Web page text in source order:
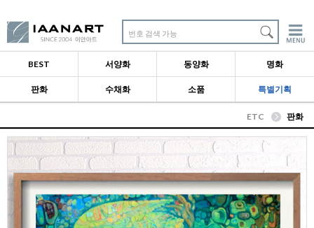
번호 검색 가능
BEST 서양화 동양화 명화
판화 수채화 소품 특별기획
ETC 판화